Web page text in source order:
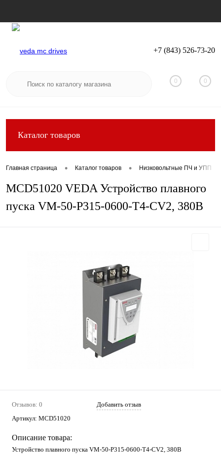
Вход Регистрация
+7 (843) 526-73-20
0 0
Каталог товаров
Главная страница • Каталог товаров • Низковольтные ПЧ и УПП
MCD51020 VEDA Устройство плавного
пуска VM-50-P315-0600-T4-CV2, 380В
Отзывов: 0
Добавить отзыв
Артикул: MCD51020
Описание товара:
Устройство плавного пуска VM-50-P315-0600-T4-CV2, 380В